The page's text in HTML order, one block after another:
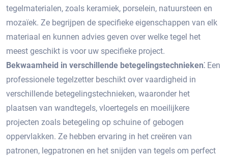
tegelmaterialen, zoals keramiek, porselein, natuursteen en
mozaïek.​ Ze begrijpen de specifieke eigenschappen van elk
materiaal en kunnen advies geven over welke tegel het
meest geschikt is voor uw specifieke project.​
Bekwaamheid in verschillende betegelingstechnieken⁚ Een
professionele tegelzetter beschikt over vaardigheid in
verschillende betegelingstechnieken, waaronder het
plaatsen van wandtegels, vloertegels en moeilijkere
projecten zoals betegeling op schuine of gebogen
oppervlakken.​ Ze hebben ervaring in het creëren van
patronen, legpatronen en het snijden van tegels om perfect